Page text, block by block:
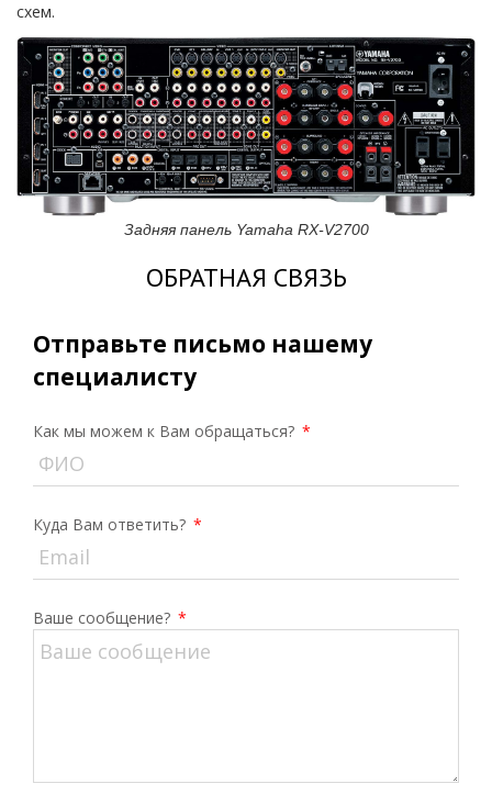
схем.
Задняя панель Yamaha RX-V2700
ОБРАТНАЯ СВЯЗЬ
Отправьте письмо нашему
специалисту
Как мы можем к Вам обращаться? *
Куда Вам ответить? *
Ваше сообщение? *